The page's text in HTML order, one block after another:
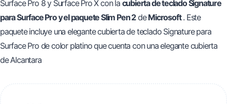
Surface Pro 8 y Surface Pro X con la cubierta de teclado Signature
para Surface Pro y el paquete Slim Pen 2deMicrosoft. Este
paquete incluye una elegante cubierta de teclado Signature para
Surface Pro de color platino que cuenta con una elegante cubierta
de Alcantara